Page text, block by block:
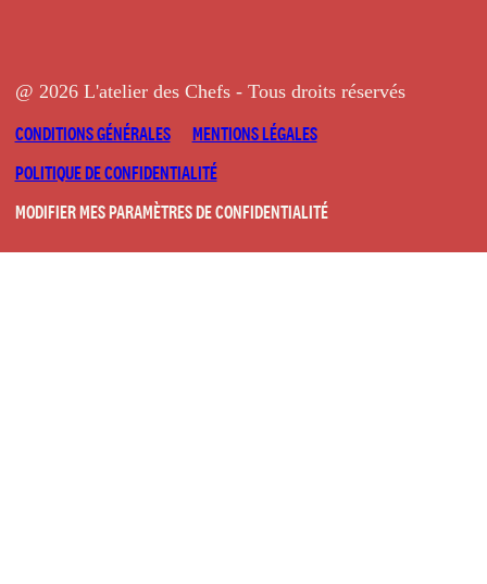
@ 2026 L'atelier des Chefs - Tous droits réservés
CONDITIONS GÉNÉRALES
MENTIONS LÉGALES
POLITIQUE DE CONFIDENTIALITÉ
MODIFIER MES PARAMÈTRES DE CONFIDENTIALITÉ